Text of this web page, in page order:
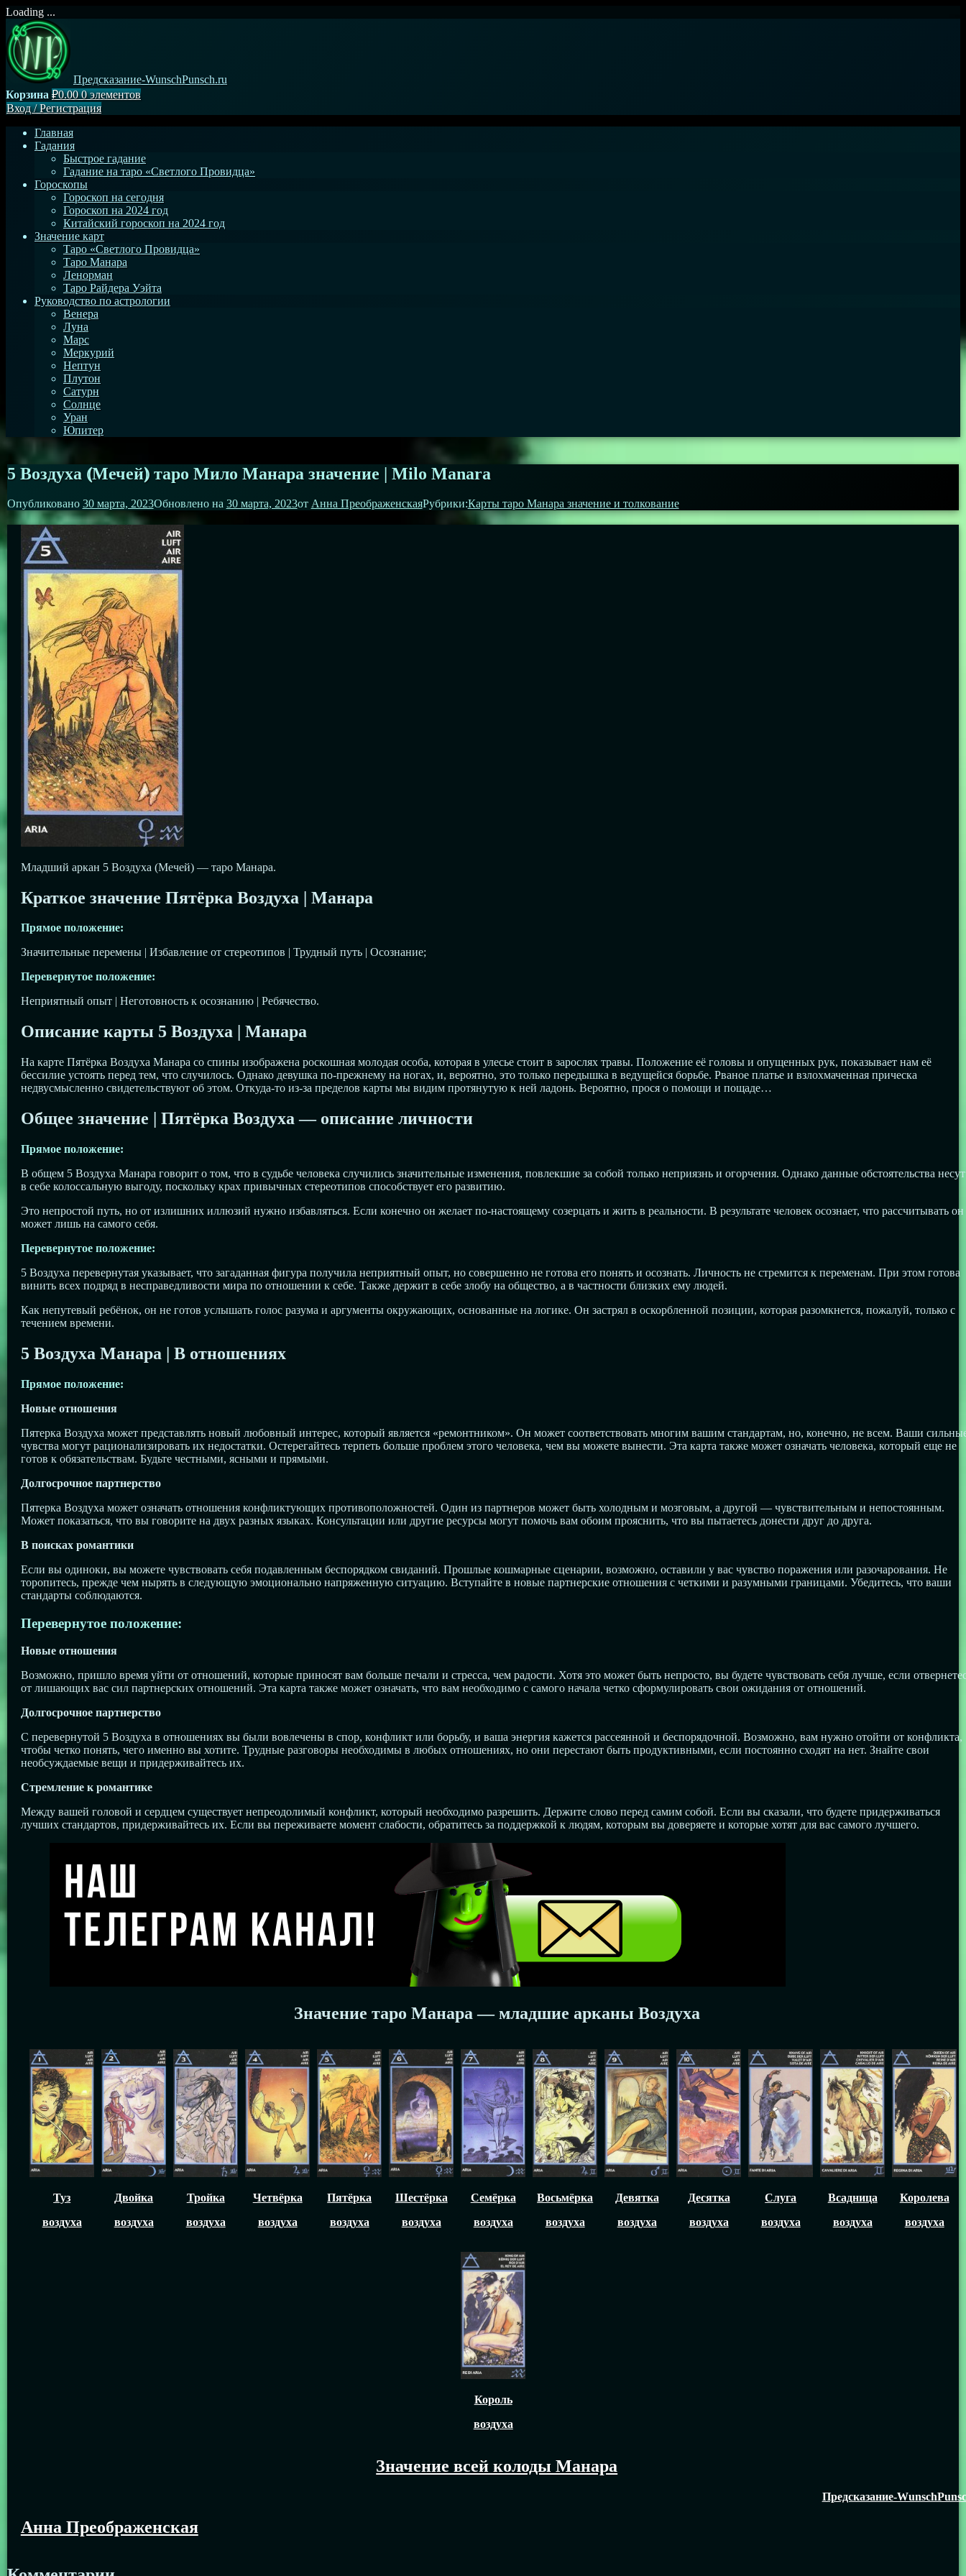
Loading ...
Перейти
к
содержимому
Предсказание-WunschPunsch.ru
Корзина ₽0.000 элементов
Вход/Регистрация
Главная
Гадания
Быстрое гадание
Гадание на таро «Светлого Провидца»
Гороскопы
Гороскоп на сегодня
Гороскоп на 2024 год
Китайский гороскоп на 2024 год
Значение карт
Таро «Светлого Провидца»
Таро Манара
Ленорман
Таро Райдера Уэйта
Руководство по астрологии
Венера
Луна
Марс
Меркурий
Нептун
Плутон
Сатурн
Солнце
Уран
Юпитер
5 Воздуха ⦅Мечей⦆ таро Мило Манара значение | Milo Manara
Опубликовано 30 марта, 2023Обновлено на 30 марта, 2023от Анна ПреображенскаяРубрики:Карты таро Манара значение и толкование
Младший аркан 5 Воздуха (Мечей) — таро Манара.
Краткое значение Пятёрка Воздуха | Манара
Прямое положение:
Значительные перемены | Избавление от стереотипов | Трудный путь | Осознание;
Перевернутое положение:
Неприятный опыт | Неготовность к осознанию | Ребячество.
Описание карты 5 Воздуха| Манара
На карте Пятёрка Воздуха Манара со спины изображена роскошная молодая особа, которая в улесье стоит в зарослях травы. Положение её головы и опущенных рук, показывает нам её
бессилие устоять перед тем, что случилось. Однако девушка по-прежнему на ногах, и, вероятно, это только передышка в ведущейся борьбе. Рваное платье и взлохмаченная прическа
недвусмысленно свидетельствуют об этом. Откуда-то из-за пределов карты мы видим протянутую к ней ладонь. Вероятно, прося о помощи и пощаде…
Общее значение | Пятёрка Воздуха — описание личности
Прямое положение:
В общем 5 Воздуха Манара говорит о том, что в судьбе человека случились значительные изменения, повлекшие за собой только неприязнь и огорчения. Однако данные обстоятельства несут
в себе колоссальную выгоду, поскольку крах привычных стереотипов способствует его развитию.
Это непростой путь, но от излишних иллюзий нужно избавляться. Если конечно он желает по-настоящему созерцать и жить в реальности. В результате человек осознает, что рассчитывать он
может лишь на самого себя.
Перевернутое положение:
5 Воздуха перевернутая указывает, что загаданная фигура получила неприятный опыт, но совершенно не готова его понять и осознать. Личность не стремится к переменам. При этом готова
винить всех подряд в несправедливости мира по отношении к себе. Также держит в себе злобу на общество, а в частности близких ему людей.
Как непутевый ребёнок, он не готов услышать голос разума и аргументы окружающих, основанные на логике. Он застрял в оскорбленной позиции, которая разомкнется, пожалуй, только с
течением времени.
5 Воздуха Манара | В отношениях
Прямое положение:
Новые отношения
Пятерка Воздуха может представлять новый любовный интерес, который является «ремонтником». Он может соответствовать многим вашим стандартам, но, конечно, не всем. Ваши
чувства могут рационализировать их недостатки. Остерегайтесь терпеть больше проблем этого человека, чем вы можете вынести. Эта карта также может означать человека, который еще не
готов к обязательствам. Будьте честными, ясными и прямыми.
Долгосрочное партнерство
Пятерка Воздуха может означать отношения конфликтующих противоположностей. Один из партнеров может быть холодным и мозговым, а другой — чувствительным и непостоянным.
Может показаться, что вы говорите на двух разных языках. Консультации или другие ресурсы могут помочь вам обоим прояснить, что вы пытаетесь донести друг до друга.
В поисках романтики
Если вы одиноки, вы можете чувствовать себя подавленным беспорядком свиданий. Прошлые кошмарные сценарии, возможно, оставили у вас чувство поражения или разочарования. Не
торопитесь, прежде чем нырять в следующую эмоционально напряженную ситуацию. Вступайте в новые партнерские отношения с четкими и разумными границами. Убедитесь, что ваши
стандарты соблюдаются.
Перевернутое положение:
Новые отношения
Возможно, пришло время уйти от отношений, которые приносят вам больше печали и стресса, чем радости. Хотя это может быть непросто, вы будете чувствовать себя лучше, если
от лишающих вас сил партнерских отношений. Эта карта также может означать, что вам необходимо с самого начала четко сформулировать свои ожидания от отношений.
Долгосрочное партнерство
С перевернутой 5 Воздуха в отношениях вы были вовлечены в спор, конфликт или борьбу, и ваша энергия кажется рассеянной и беспорядочной. Возможно, вам нужно отойти от конфликта,
чтобы четко понять, чего именно вы хотите. Трудные разговоры необходимы в любых отношениях, но они перестают быть продуктивными, если постоянно сходят на нет. Знайте свои
необсуждаемые вещи и придерживайтесь их.
Стремление к романтике
Между вашей головой и сердцем существует непреодолимый конфликт, который необходимо разрешить. Держите слово перед самим собой. Если вы сказали, что будете придерживаться
лучших стандартов, придерживайтесь их. Если вы переживаете момент слабости, обратитесь за поддержкой к людям, которым вы доверяете и которые хотят для вас самого лучшего.
Значение таро Манара — младшие арканы Воздуха
Туз
воздуха
Двойка
воздуха
Тройка
воздуха
Четвёрка
воздуха
Пятёрка
воздуха
Шестёрка
воздуха
Семёрка
воздуха
Восьмёрка
воздуха
Девятка
воздуха
Десятка
воздуха
Слуга
воздуха
Всадница
воздуха
Королева
воздуха
Король
воздуха
Значение всей колоды Манара
Предсказание-
Анна Преображенская